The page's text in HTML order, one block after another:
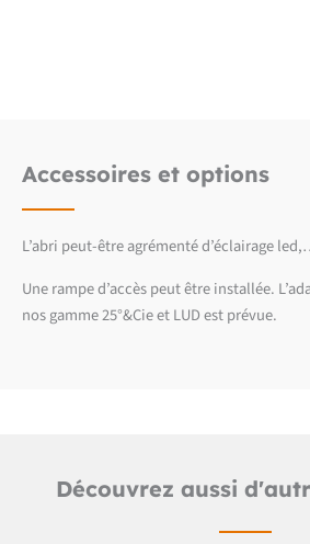
Accessoires et options
L’abri peut-être agrémenté d’éclairage
Une rampe d’accès peut être installée.
nos gamme 25°&Cie et LUD est prévue.
Découvrez aussi